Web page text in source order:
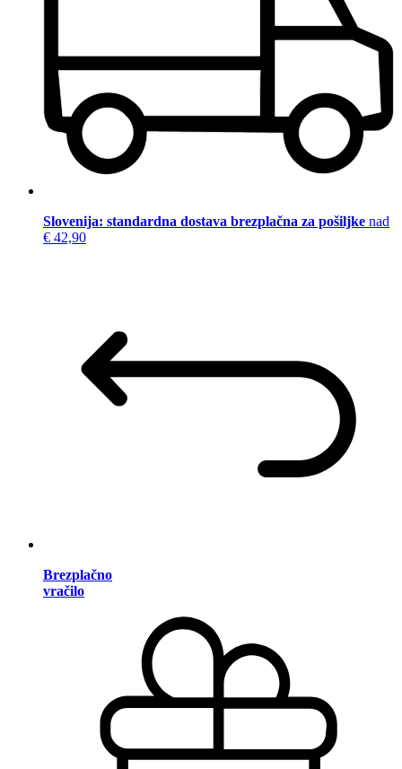
Slovenija: standardna dostava brezplačna za pošiljke nad
€ 42,90
Brezplačno
vračilo